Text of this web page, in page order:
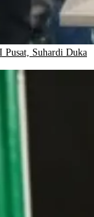
Suhardi Duka